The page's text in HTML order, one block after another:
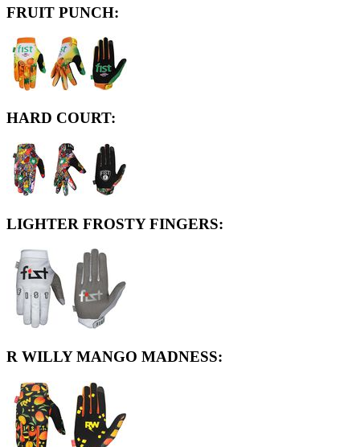
FRUIT PUNCH:
HARD COURT:
LIGHTER FROSTY FINGERS:
R WILLY MANGO MADNESS: